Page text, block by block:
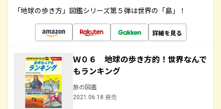
「地球の歩き方」図鑑シリーズ第５弾は世界の「島」！
詳細を見る
Ｗ０６ 地球の歩き方的！世界なんで
もランキング
旅の図鑑
2021.06.18 発売